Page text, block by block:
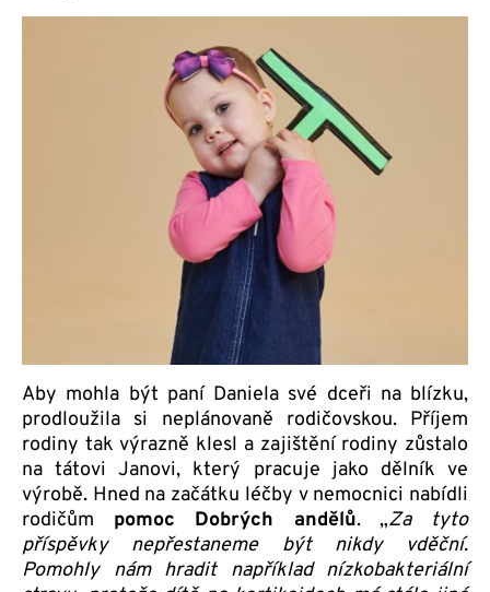
Aby mohla být paní Daniela své dceři na blízku,
prodloužila si neplánovaně rodičovskou. Příjem
rodiny tak výrazně klesl a zajištění rodiny zůstalo
na tátovi Janovi, který pracuje jako dělník ve
výrobě. Hned na začátku léčby v nemocnici nabídli
rodičům pomoc Dobrých andělů. „Za tyto
příspěvky nepřestaneme být nikdy vděční.
Pomohly nám hradit například nízkobakteriální